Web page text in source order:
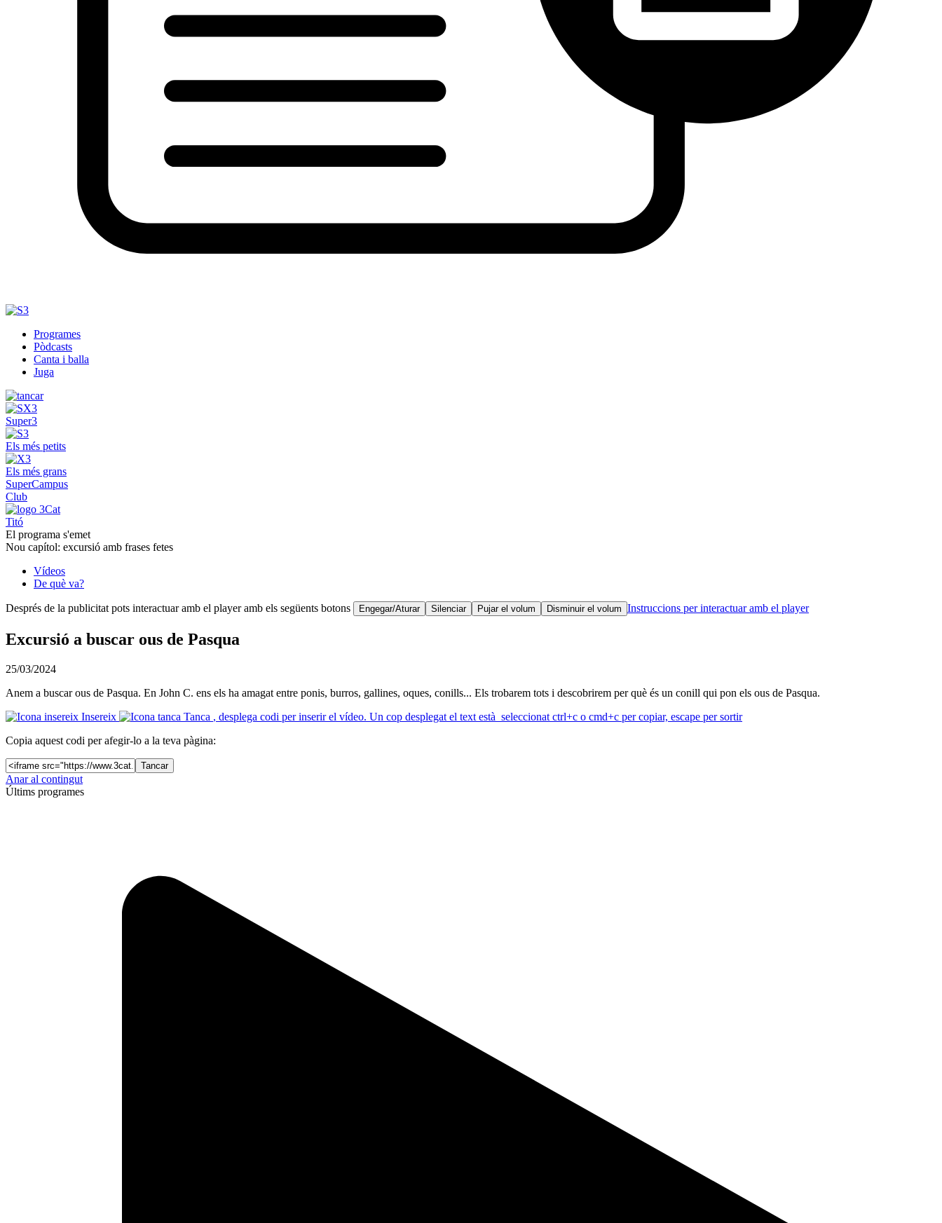
Programes
Pòdcasts
Canta i balla
Juga
Super3
Els més petits
Els més grans
SuperCampus
Club
Titó
El programa s'emet
Nou capítol: excursió amb frases fetes
Vídeos
De què va?
Després de la publicitat pots interactuar amb el player amb els següents botons Engegar/Aturar Silenciar Pujar el volum Disminuir el volum Instruccions per interactuar amb el player
Excursió a buscar ous de Pasqua
25/03/2024
Anem a buscar ous de Pasqua. En John C. ens els ha amagat entre ponis, burros, gallines, oques, conills... Els trobarem tots i descobrirem per què és un conill qui pon els ous de Pasqua.
Insereix
Tanca , desplega codi per inserir el vídeo. Un cop desplegat el text està seleccionat ctrl+c o cmd+c per copiar, escape per sortir
Copia aquest codi per afegir-lo a la teva pàgina:
Tancar
Anar al contingut
Últims programes